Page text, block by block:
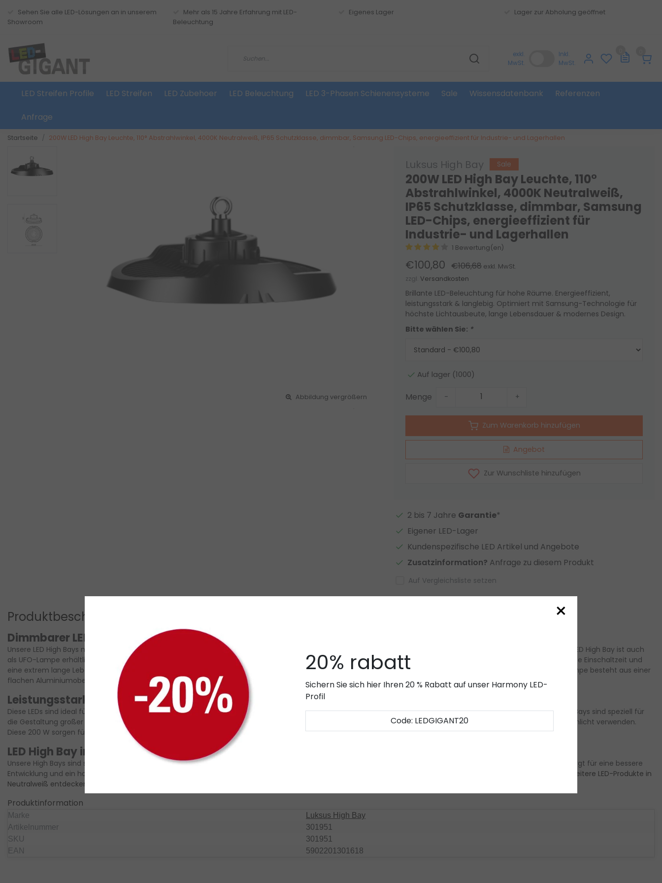
Sehen Sie alle LED-Lösungen an in unserem
Showroom
Mehr als 15 Jahre Erfahrung mit LED-
Beleuchtung
Eigenes Lager Lager zur Abholung geöffnet
exkl.
MwSt.
Inkl.
MwSt.
LED Streifen Profile LED Streifen LED Zubehoer LED Beleuchtung LED 3-Phasen Schienensysteme Sale Wissensdatenbank Referenzen
Anfrage
Startseite 200W LED High Bay Leuchte, 110° Abstrahlwinkel, 4000K Neutralweiß, IP65 Schutzklasse, dimmbar, Samsung LED-Chips, energieeffizient für Industrie- und Lagerhallen
Abbildung vergrößern
Luksus High Bay Sale
200W LED High Bay Leuchte, 110°
Abstrahlwinkel, 4000K Neutralweiß,
IP65 Schutzklasse, dimmbar, Samsung
LED-Chips, energieeffizient für
Industrie- und Lagerhallen
1 Bewertung(en)
€100,80 €106,68 exkl. MwSt.
zzgl. Versandkosten
Brillante LED-Beleuchtung für hohe Räume. Energieeffizient,
leistungsstark & langlebig. Optimiert mit Samsung-Technologie für
höchste Lichtausbeute, lange Lebensdauer & modernes Design.
Bitte wählen Sie: *
Auf lager (1000)
Menge - +
Zum Warenkorb hinzufügen
Angebot
Zur Wunschliste hinzufügen
2 bis 7 Jahre Garantie*
Eigener LED-Lager
Kundenspezifische LED Artikel und Angebote
Zusatzinformation? Anfrage zu diesem Produkt
Auf Vergleichsliste setzen
Produktbeschreibung
Dimmbarer LED High Bay 200W 4000K mit Samsung LED
Unsere LED High Bays mit integriertem dimmbaren 1-10V Treiber sind rundum und betören durch die Anordnung der LEDs außergewöhnlich hohe Lichtausbeute. Eine LED High Bay ist auch
als UFO-Lampe erhältlich. Diese Lampen haben eine Leistung von 200 Watt und sind ideal für Deckenhöhen von 6 bis 8 Metern. Das LED High Bay hat eine pflegeleichte Einschaltzeit und
eine extrem lange Lebensdauer, wodurch sich die Versicherungskosten schnell amortisieren. Dank der Schutzart IP65 bleibt viel Platz für Licht und frische Luft. Die Lampe besteht aus einer
flachen Aluminiumoberfläche.
Mehr über LED High Bays foutahren
Leistungsstarke LED High Bays für große Flächen
Diese LEDs sind ideal für die großflächige Beleuchtung von Sporthallen, Industriehallen, Lagerhallen, Lagerhallen und Produktionsanlagen. Unsere 200-Watt-LED-High-Bays sind speziell für
die Gestaltung großer Räume konzipiert. Da das Licht intensiver ist, können Sie die Lampen mit einem 1-10V-LED-Dimmer für Hochregale oder einem 1-10V-Einzeldimmlicht verwenden.
Diese 200 W sorgen für maximale Leistung.
Passende LED-Dimmer finden Sie hier
LED High Bay in neutralweiß (4000K)
Unsere High Bays sind seitdem in der Lightfarbe Neutralweiß (4000K) leuchtend. Diese Farbtemperatur wird vor allem in Werk- und Sportbereichen eingesetzt und sorgt für eine bessere
Entwicklung und ein hohes Maß an Zufriedenheit. Das neutralweiße Licht (4000K) wirkt sich positiv auf die Produktion und das Wohlbefinden in der Umgebung aus.
Weitere LED-Produkte in
Neutralweiß entdecken
Produktinformation
Marke
Luksus High Bay
Artikelnummer
301951
SKU
301951
EAN
5902201301618
×
20% rabatt
Sichern Sie sich hier Ihren 20 % Rabatt auf unser Harmony LED-
Profil
Code: LEDGIGANT20